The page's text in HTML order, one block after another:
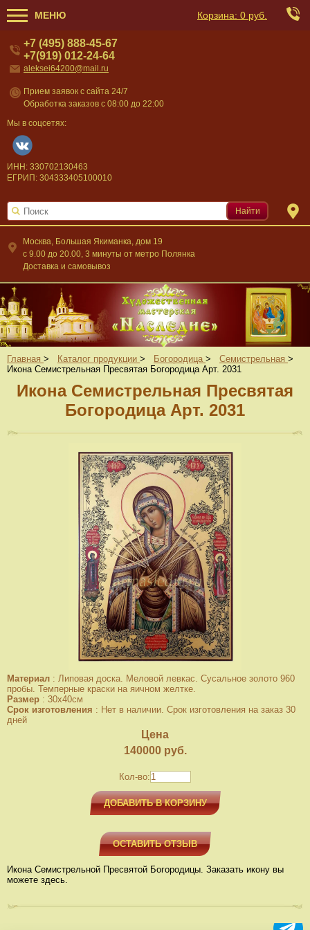
МЕНЮ Корзина: 0 руб.
Москва, Большая Якиманка, дом 19
c 9.00 до 20.00, 3 минуты от метро Полянка
Доставка и самовывоз
+7 (495) 888-45-67
+7(919) 012-24-64
aleksei64200@mail.ru
Прием заявок с сайта 24/7
Обработка заказов с 08:00 до 22:00
Мы в соцсетях:
ИНН: 330702130463
ЕГРИП: 304333405100010
Найти
Главная > Каталог продукции > Богородица > Семистрельная >
Икона Семистрельная Пресвятая Богородица Арт. 2031
Икона Семистрельная Пресвятая
Богородица Арт. 2031
Материал : Липовая доска. Меловой левкас. Сусальное золото 960
пробы. Темперные краски на яичном желтке.
Размер : 30x40см
Срок изготовления : Нет в наличии. Срок изготовления на заказ 30
дней
Цена
140000руб.
Кол-во:
ДОБАВИТЬ В КОРЗИНУ
ОСТАВИТЬ ОТЗЫВ
Икона Семистрельной Пресвятой Богородицы. Заказать икону вы
можете здесь.